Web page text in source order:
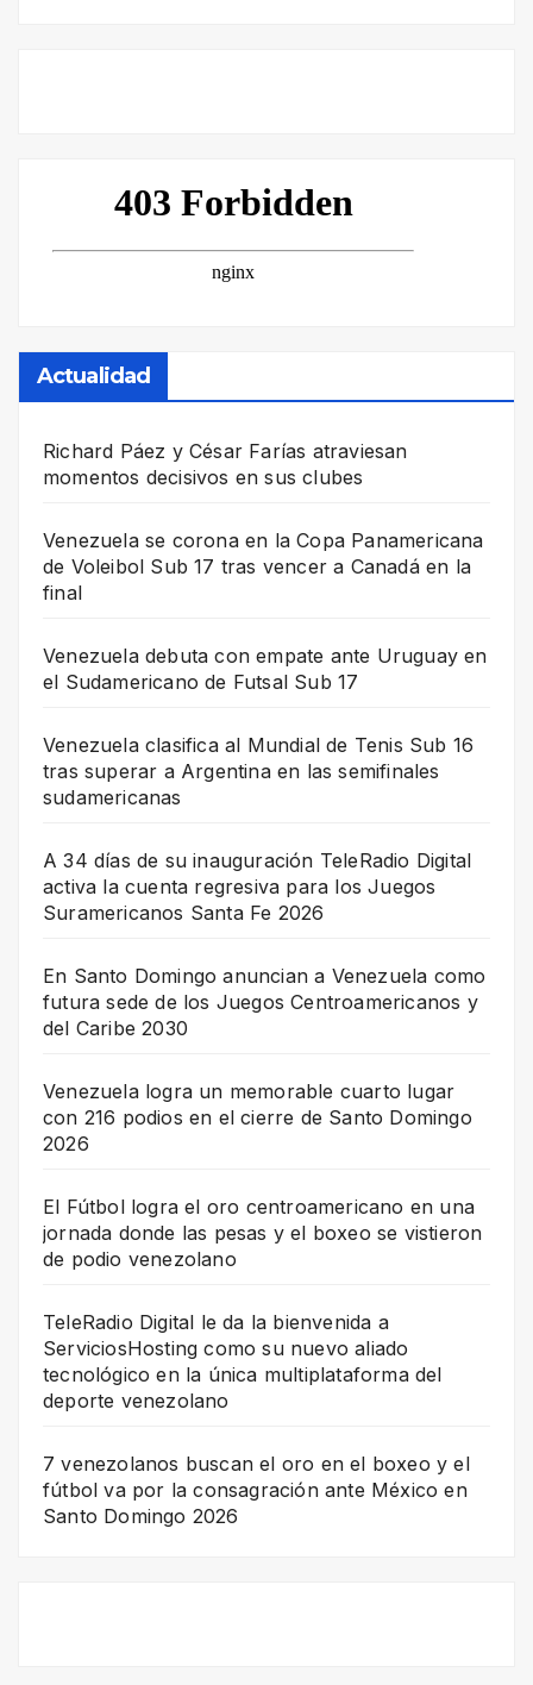
Actualidad
Richard Páez y César Farías atraviesan
momentos decisivos en sus clubes
Venezuela se corona en la Copa Panamericana
de Voleibol Sub 17 tras vencer a Canadá en la
final
Venezuela debuta con empate ante Uruguay en
el Sudamericano de Futsal Sub 17
Venezuela clasifica al Mundial de Tenis Sub 16
tras superar a Argentina en las semifinales
sudamericanas
A 34 días de su inauguración TeleRadio Digital
activa la cuenta regresiva para los Juegos
Suramericanos Santa Fe 2026
En Santo Domingo anuncian a Venezuela como
futura sede de los Juegos Centroamericanos y
del Caribe 2030
Venezuela logra un memorable cuarto lugar
con 216 podios en el cierre de Santo Domingo
2026
El Fútbol logra el oro centroamericano en una
jornada donde las pesas y el boxeo se vistieron
de podio venezolano
TeleRadio Digital le da la bienvenida a
ServiciosHosting como su nuevo aliado
tecnológico en la única multiplataforma del
deporte venezolano
7 venezolanos buscan el oro en el boxeo y el
fútbol va por la consagración ante México en
Santo Domingo 2026